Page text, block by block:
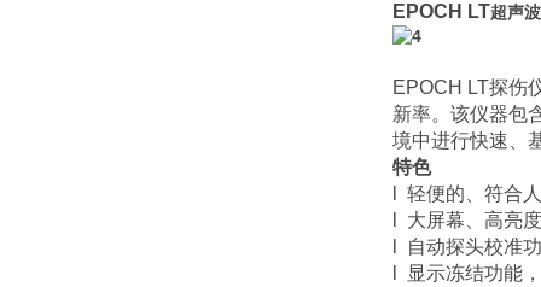
EPOCH LT超声
EPOCH LT探伤
新率。该仪器包
境中进行快速、
特色
l 轻便的、符合
l 大屏幕、高亮
l 自动探头校准
l 显示冻结功能